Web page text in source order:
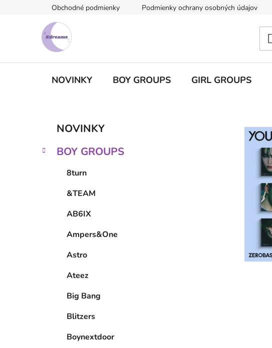
Obchodné podmienky Podmienky ochrany osobných údajov
NOVINKY BOY GROUPS GIRL GROUPS
č
Preskočiť
kategórie
e
NOVINKY
BOY GROUPS
8turn
&TEAM
AB6IX
Ampers&One
Astro
Ateez
Big Bang
Blitzers
Boynextdoor